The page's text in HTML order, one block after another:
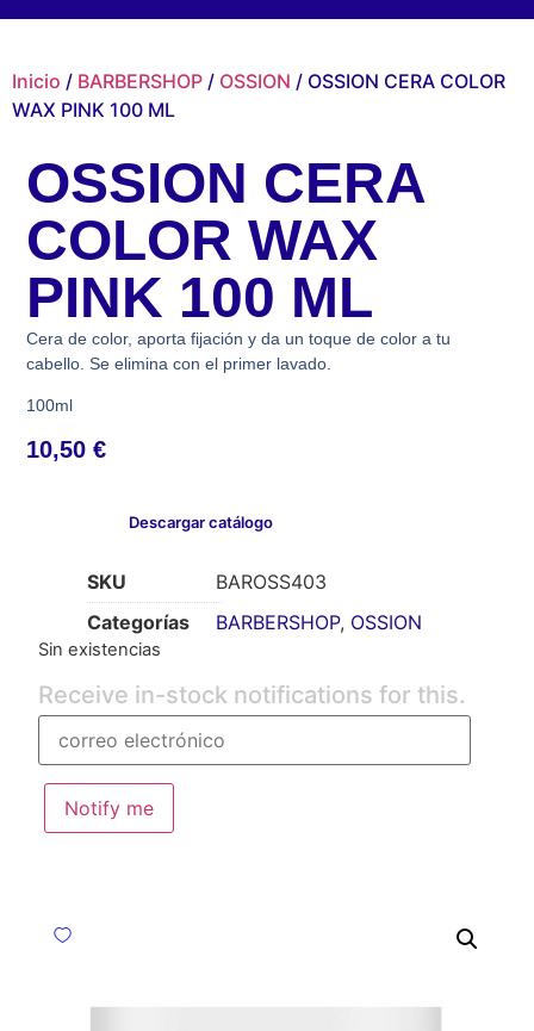
Inicio / BARBERSHOP / OSSION / OSSION CERA COLOR
WAX PINK 100 ML
OSSION CERA
COLOR WAX
PINK 100 ML
Cera de color, aporta fijación y da un toque de color a tu
cabello. Se elimina con el primer lavado.
100ml
10,50€
Descargar catálogo
SKU
BAROSS403
Categorías
BARBERSHOP, OSSION
Sin existencias
Receive in-stock notifications for this.
Notify me